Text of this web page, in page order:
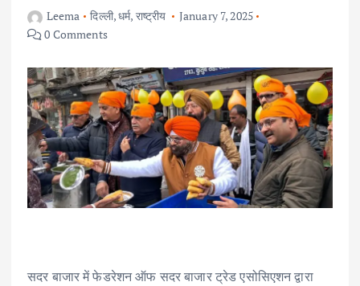
Leema दिल्ली,धर्म, राष्ट्रीय
January 7, 2025
0 Comments
सदर बाजार में फेडरेशन ऑफ सदर बाजार ट्रेड एसोसिएशन द्वारा